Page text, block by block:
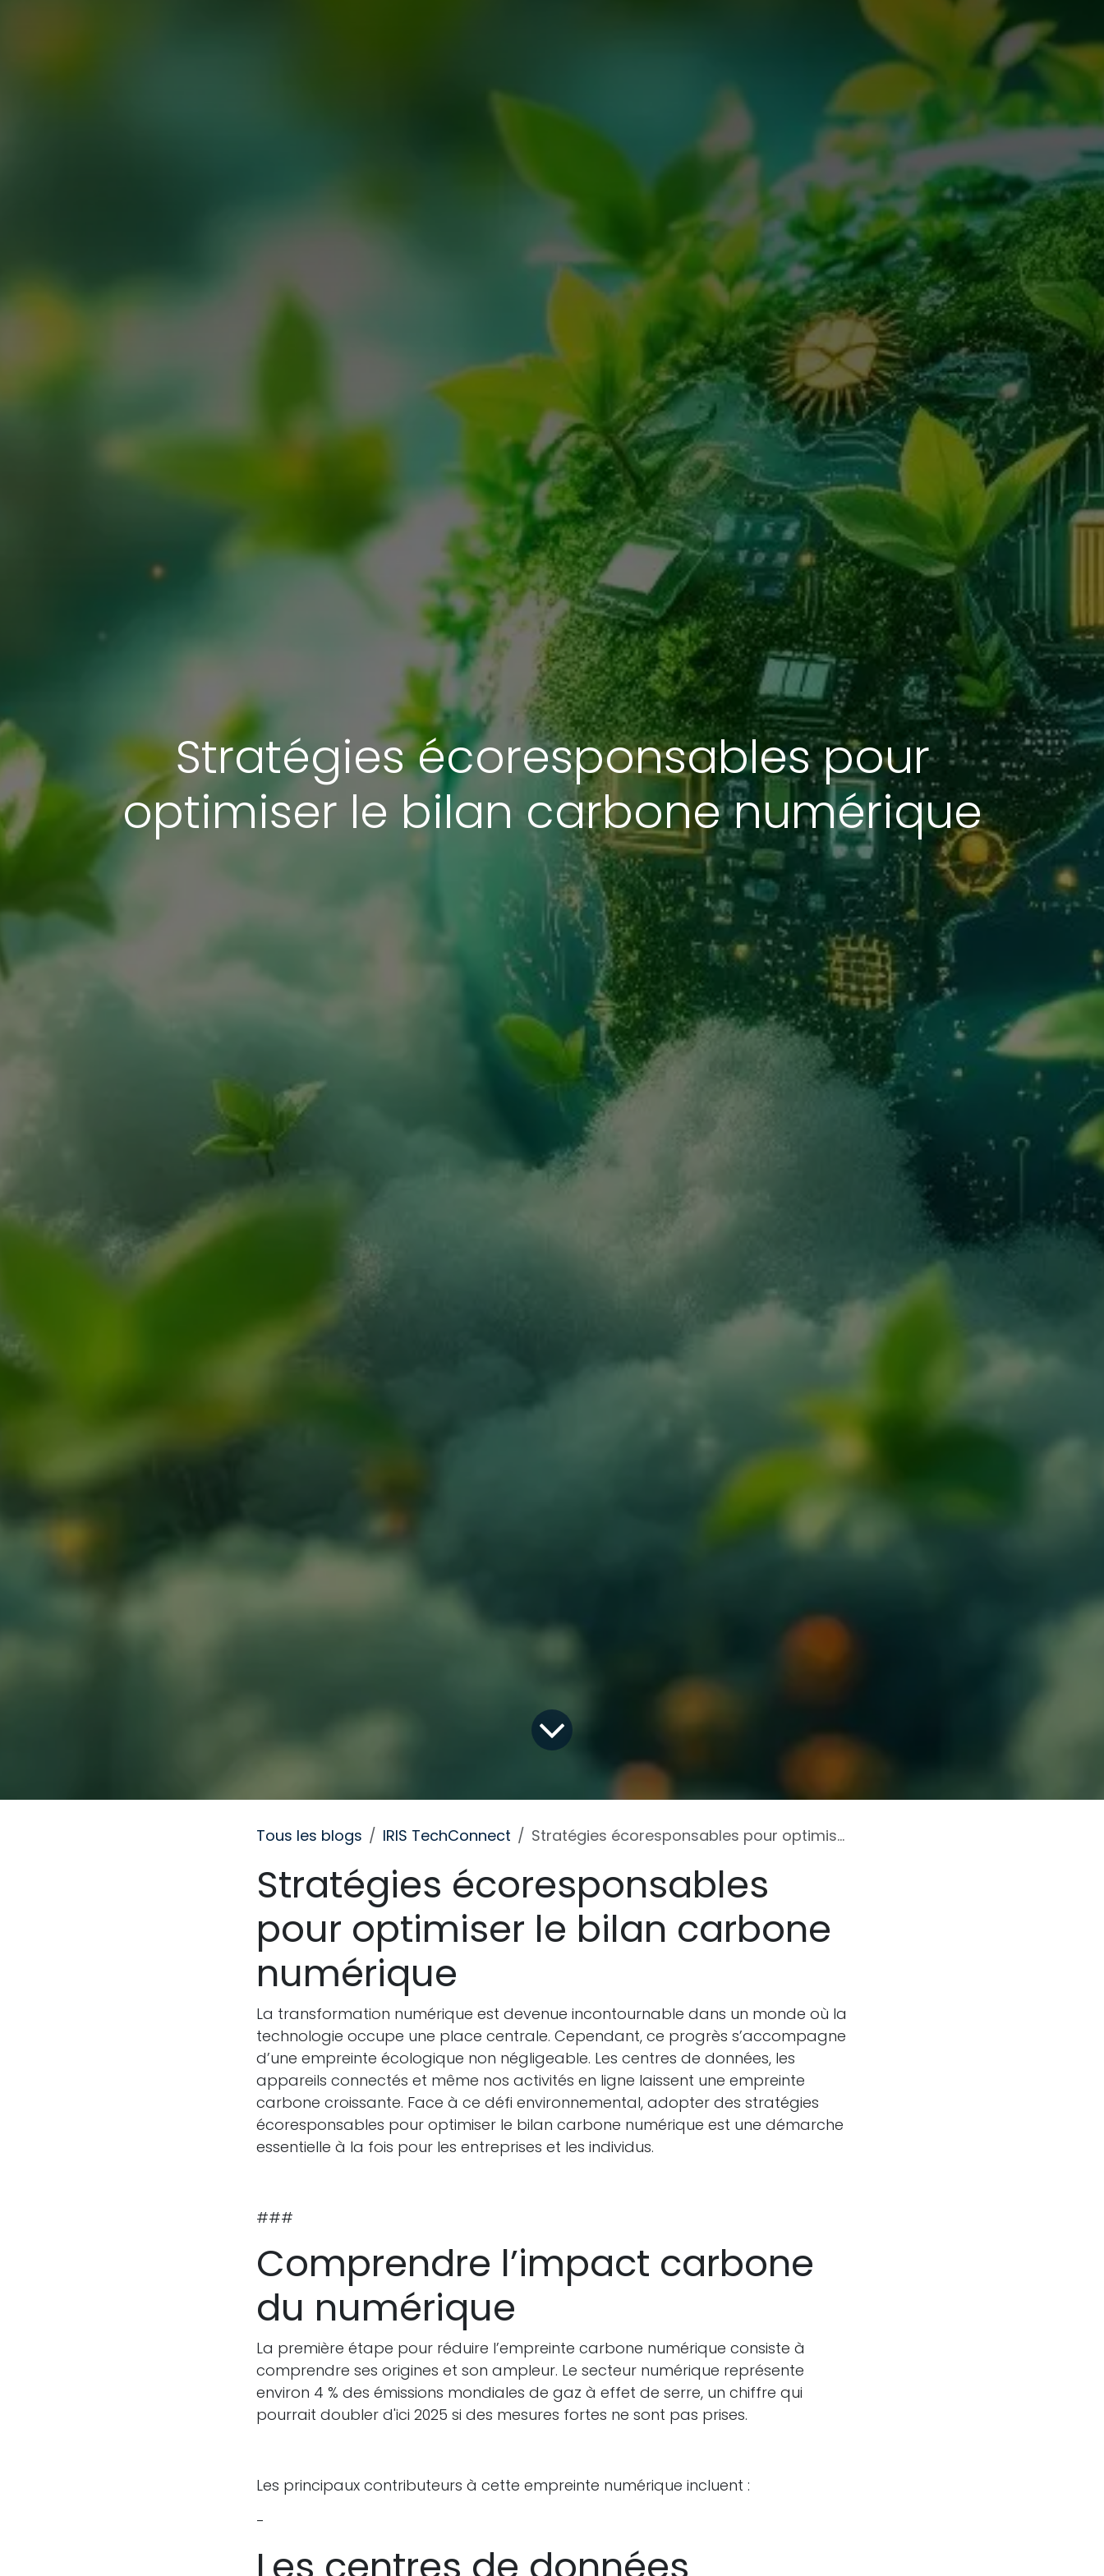
Stratégies écoresponsables pour
optimiser le bilan carbone numérique
Tous les blogs IRIS TechConnect Stratégies écoresponsables pour optimiser le bilan carbone numérique
Stratégies écoresponsables
pour optimiser le bilan carbone
numérique
La transformation numérique est devenue incontournable dans un monde où la
technologie occupe une place centrale. Cependant, ce progrès s’accompagne
d’une empreinte écologique non négligeable. Les centres de données, les
appareils connectés et même nos activités en ligne laissent une empreinte
carbone croissante. Face à ce défi environnemental, adopter des stratégies
écoresponsables pour optimiser le bilan carbone numérique est une démarche
essentielle à la fois pour les entreprises et les individus.
###
Comprendre l’impact carbone
du numérique
La première étape pour réduire l’empreinte carbone numérique consiste à
comprendre ses origines et son ampleur. Le secteur numérique représente
environ 4 % des émissions mondiales de gaz à effet de serre, un chiffre qui
pourrait doubler d'ici 2025 si des mesures fortes ne sont pas prises.
Les principaux contributeurs à cette empreinte numérique incluent :
-